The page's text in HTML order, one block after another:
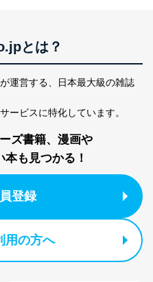
総務などの雇用管理等のた
品配送のため
業及びお客様がご購入され
の発売元企業からのｅメー
よる商品、
、キャンペーン等の広告
分析のため
のため
当社のプライバシーポリシ
て公表する利用目的達成の
とは？
運営する、
日本最大級の雑誌
ービスに特化しています。
ズ書籍、漫画や
も見つかる！
登録
用の方へ